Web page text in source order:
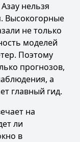
нельзя
Высокогорные
не только
моделей
Поэтому
прогнозов,
а
главный гид.
на
ли
в